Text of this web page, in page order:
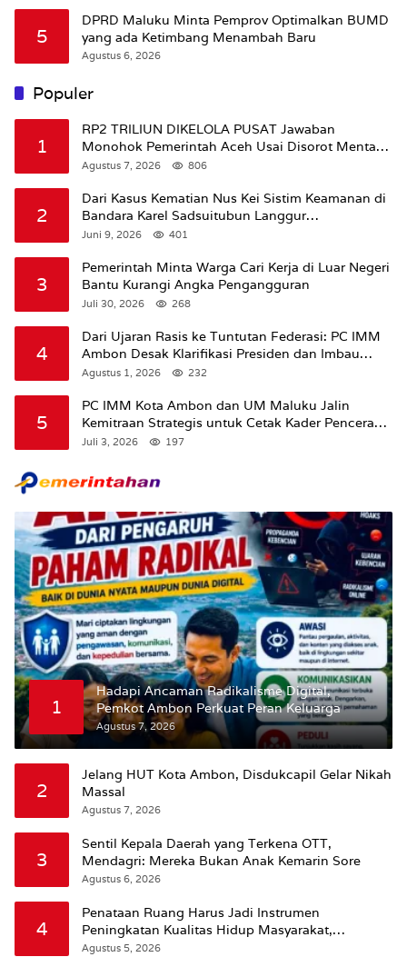
5
DPRD Maluku Minta Pemprov Optimalkan BUMD
yang ada Ketimbang Menambah Baru
Agustus 6, 2026
Populer
1
RP2 TRILIUN DIKELOLA PUSAT Jawaban
Monohok Pemerintah Aceh Usai Disorot Mentan
Amran Soal Dana Pertanian
Agustus 7, 2026 806
2
Dari Kasus Kematian Nus Kei Sistim Keamanan di
Bandara Karel Sadsuitubun Langgur
Dipertanyakan
Juni 9, 2026 401
3
Pemerintah Minta Warga Cari Kerja di Luar Negeri
Bantu Kurangi Angka Pengangguran
Juli 30, 2026 268
4
Dari Ujaran Rasis ke Tuntutan Federasi: PC IMM
Ambon Desak Klarifikasi Presiden dan Imbau
Tunda Pengibaran Bendera Merah Putih Di
Agustus 1, 2026 232
5
PC IMM Kota Ambon dan UM Maluku Jalin
Kemitraan Strategis untuk Cetak Kader Pencerah
Bangsa “Membangun Peradaban dari Kampus”
Juli 3, 2026 197
1
Hadapi Ancaman Radikalisme Digital,
Pemkot Ambon Perkuat Peran Keluarga
Agustus 7, 2026
2
Jelang HUT Kota Ambon, Disdukcapil Gelar Nikah
Massal
Agustus 7, 2026
3
Sentil Kepala Daerah yang Terkena OTT,
Mendagri: Mereka Bukan Anak Kemarin Sore
Agustus 6, 2026
4
Penataan Ruang Harus Jadi Instrumen
Peningkatan Kualitas Hidup Masyarakat,
Wattimena: Revisi RT-RW Ditetapkan Pemkot
Agustus 5, 2026